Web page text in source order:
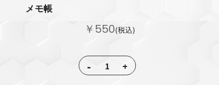
メモ帳
￥550(税込)
- +